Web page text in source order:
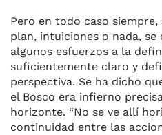
Pero en todo caso
plan, intuiciones o nada,
algunos esfuerzos a la
suficientemente claro y
perspectiva. Se ha dicho
el Bosco era infierno
horizonte. “No se ve allí
continuidad entre las